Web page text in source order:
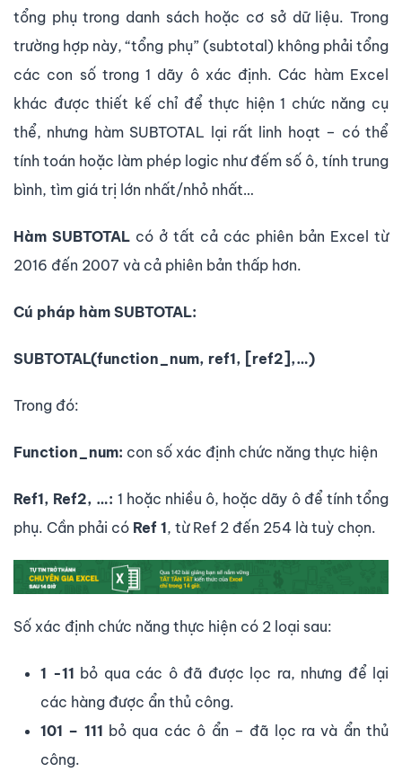
tổng phụ trong danh sách hoặc cơ sở dữ liệu. Trong
trường hợp này, “tổng phụ” (subtotal) không phải tổng
các con số trong 1 dãy ô xác định. Các hàm Excel
khác được thiết kế chỉ để thực hiện 1 chức năng cụ
thể, nhưng hàm SUBTOTAL lại rất linh hoạt – có thể
tính toán hoặc làm phép logic như đếm số ô, tính trung
bình, tìm giá trị lớn nhất/nhỏ nhất…
Hàm SUBTOTAL có ở tất cả các phiên bản Excel từ
2016 đến 2007 và cả phiên bản thấp hơn.
Cú pháp hàm SUBTOTAL:
SUBTOTAL(function_num, ref1, [ref2],…)
Trong đó:
Function_num: con số xác định chức năng thực hiện
Ref1, Ref2, …: 1 hoặc nhiều ô, hoặc dãy ô để tính tổng
phụ. Cần phải có Ref 1, từ Ref 2 đến 254 là tuỳ chọn.
Số xác định chức năng thực hiện có 2 loại sau:
1 -11 bỏ qua các ô đã được lọc ra, nhưng để lại
các hàng được ẩn thủ công.
101 – 111 bỏ qua các ô ẩn – đã lọc ra và ẩn thủ
công.